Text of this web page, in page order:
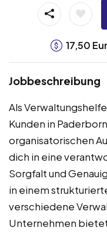
17,50
Jobbeschreibung
Als
Kunden in
organisatorischen
dich in eine
Sorgfalt und
in einem
verschiedene
Unternehmen